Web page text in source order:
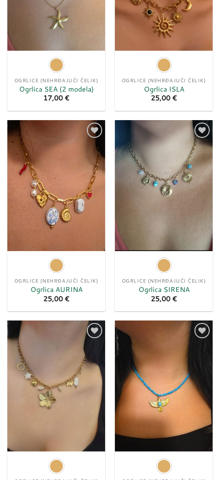
OGRLICE (NEHRĐAJUĆI ČELIK)
Ogrlica SEA (2 modela)
17,00 €
OGRLICE (NEHRĐAJUĆI ČELIK)
Ogrlica ISLA
25,00 €
Dodaj
listu
želja
OGRLICE (NEHRĐAJUĆI ČELIK)
Ogrlica AURINA
25,00 €
Dodaj
listu
želja
OGRLICE (NEHRĐAJUĆI ČELIK)
Ogrlica SIRENA
25,00 €
listu
želja
želja